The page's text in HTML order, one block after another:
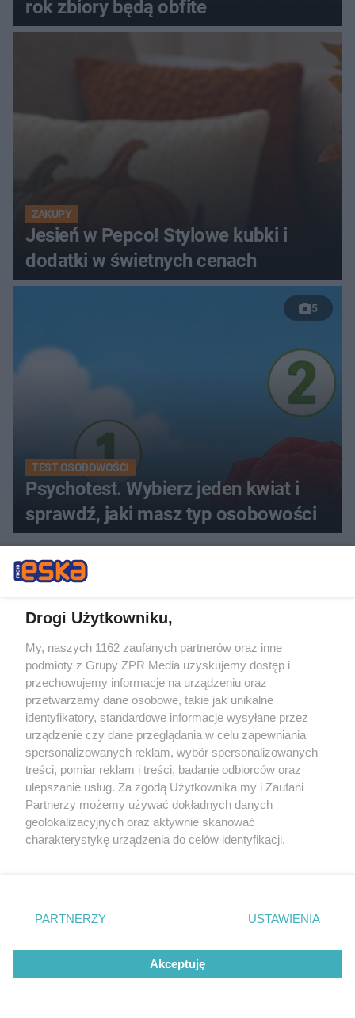
rok zbiory będą obfite
ZAKUPY
Jesień w Pepco! Stylowe kubki i
dodatki w świetnych cenach
5
TEST OSOBOWOŚCI
Psychotest. Wybierz jeden kwiat i
sprawdź, jaki masz typ osobowości
ZOBACZ WIĘCEJ
Drogi Użytkowniku,
My, naszych 1162 zaufanych partnerów oraz inne
podmioty z Grupy ZPR Media uzyskujemy dostęp i
przechowujemy informacje na urządzeniu oraz
przetwarzamy dane osobowe, takie jak unikalne
identyfikatory, standardowe informacje wysyłane przez
urządzenie czy dane przeglądania w celu zapewniania
spersonalizowanych reklam, wybór spersonalizowanych
treści, pomiar reklam i treści, badanie odbiorców oraz
ulepszanie usług. Za zgodą Użytkownika my i Zaufani
Partnerzy możemy używać dokładnych danych
geolokalizacyjnych oraz aktywnie skanować
charakterystykę urządzenia do celów identyfikacji.
zmienić/wycofać klikając przycisk ustawień prywatności
znajdujący się w lewym dolnym rogu strony
rodzaje przetwarzania danych nie wymagają zgody
użytkownika, ale masz prawo sprzeciwić się takiemu
przetwarzaniu. Preferencje będą miały zastosowanie tylko
PARTNERZY USTAWIENIA
Akceptuję